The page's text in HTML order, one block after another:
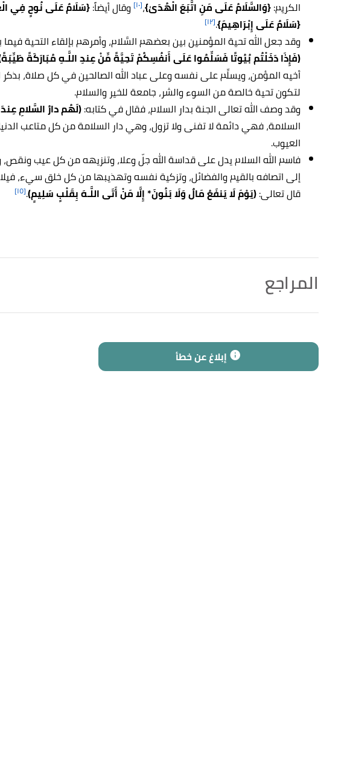
الكريم:{وَالسَّلَامُ عَلَى مَنِ اتَّبَعَ الْهُدَىٰ}،[١٠] وقال أيضاً:{سَلَامٌ عَلَى نُوحٍ فِي
{سَلَامٌ عَلَى إِبْرَاهِيمَ}.[١٢]
وقد جعل الله تحية المؤمنين بين بعضهم السَّلام، وأمرهم بإلقاء التحية
(فَإِذَا دَخَلْتُم بُيُوتًا فَسَلِّمُوا عَلَى أَنفُسِكُمْ تَحِيَّةً مِّنْ عِندِ اللَّـهِ مُبَارَكَةً
أخيه المؤمن، ويسلِّم على نفسه وعلى عباد الله الصالحين في كل صلاة، بذكر
لتكون تحية خالصة من السوء والشر، جامعة للخير والسلام.
وقد وصف الله تعالى الجنة بدار السلام، فقال في كتابه:(لَهُم دارُ السَّلامِ
السلامة، فهي دائمة لا تفنى ولا تزول، وهي دار السلامة من كل متاعب
العيوب.
فاسم الله السلام يدل على قداسة الله جلّ وعلا، وتنزيهه من كل عيب ونقص،
إلى اتصافه بالقيم والفضائل، وتزكية نفسه وتهذيبها من كل خلق سيء،
قال تعالى:(يَوْمَ لَا يَنفَعُ مَالٌ وَلَا بَنُونَ* إِلَّا مَنْ أَتَى اللَّـهَ بِقَلْبٍ سَلِيمٍ).[١٥]
المراجع
↑رواه الألباني، في صحيح الجامع، عن ثوبان مولى رسول الله صلى الله عليه
إبلاغ عن خطأ